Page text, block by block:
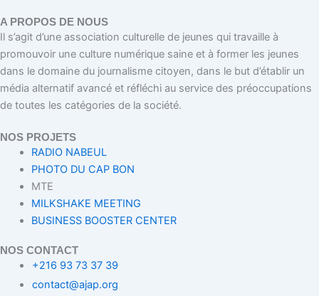
A PROPOS DE NOUS
Il s’agit d’une association culturelle de jeunes qui travaille à
promouvoir une culture numérique saine et à former les jeunes
dans le domaine du journalisme citoyen, dans le but d’établir un
média alternatif avancé et réfléchi au service des préoccupations
de toutes les catégories de la société.
NOS PROJETS
RADIO NABEUL
PHOTO DU CAP BON
MTE
MILKSHAKE MEETING
BUSINESS BOOSTER CENTER
NOS CONTACT
+216 93 73 37 39
contact@ajap.org